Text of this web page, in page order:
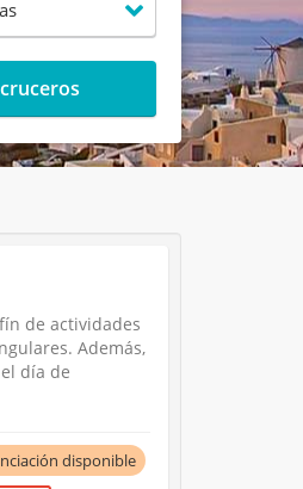
de actividades
Además,
día de
disponible